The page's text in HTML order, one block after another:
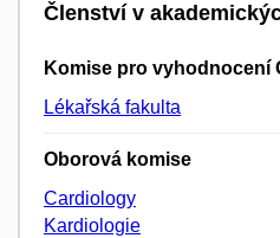
Členství v
Komise pro vyhodnocení
Lékařská fakulta
Oborová komise
Cardiology
Kardiologie